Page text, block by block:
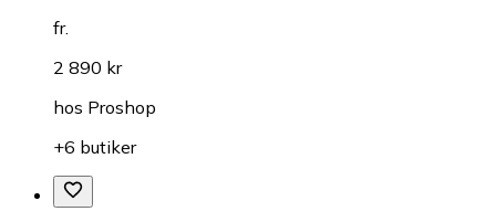
fr.
2 890 kr
hos Proshop
+6 butiker